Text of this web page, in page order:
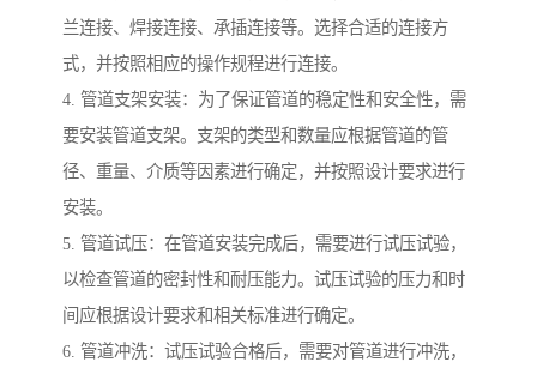
兰连接、焊接连接、承插连接等。选择合适的连接方
式，并按照相应的操作规程进行连接。
4. 管道支架安装：为了保证管道的稳定性和安全性，需
要安装管道支架。支架的类型和数量应根据管道的管
径、重量、介质等因素进行确定，并按照设计要求进行
安装。
5. 管道试压：在管道安装完成后，需要进行试压试验，
以检查管道的密封性和耐压能力。试压试验的压力和时
间应根据设计要求和相关标准进行确定。
6. 管道冲洗：试压试验合格后，需要对管道进行冲洗，